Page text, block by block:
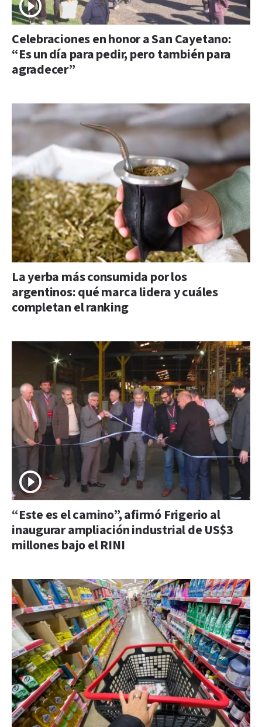
Celebraciones en honor a San Cayetano:
“Es un día para pedir, pero también para
agradecer”
La yerba más consumida por los
argentinos: qué marca lidera y cuáles
completan el ranking
“Este es el camino”, afirmó Frigerio al
inaugurar ampliación industrial de US$3
millones bajo el RINI